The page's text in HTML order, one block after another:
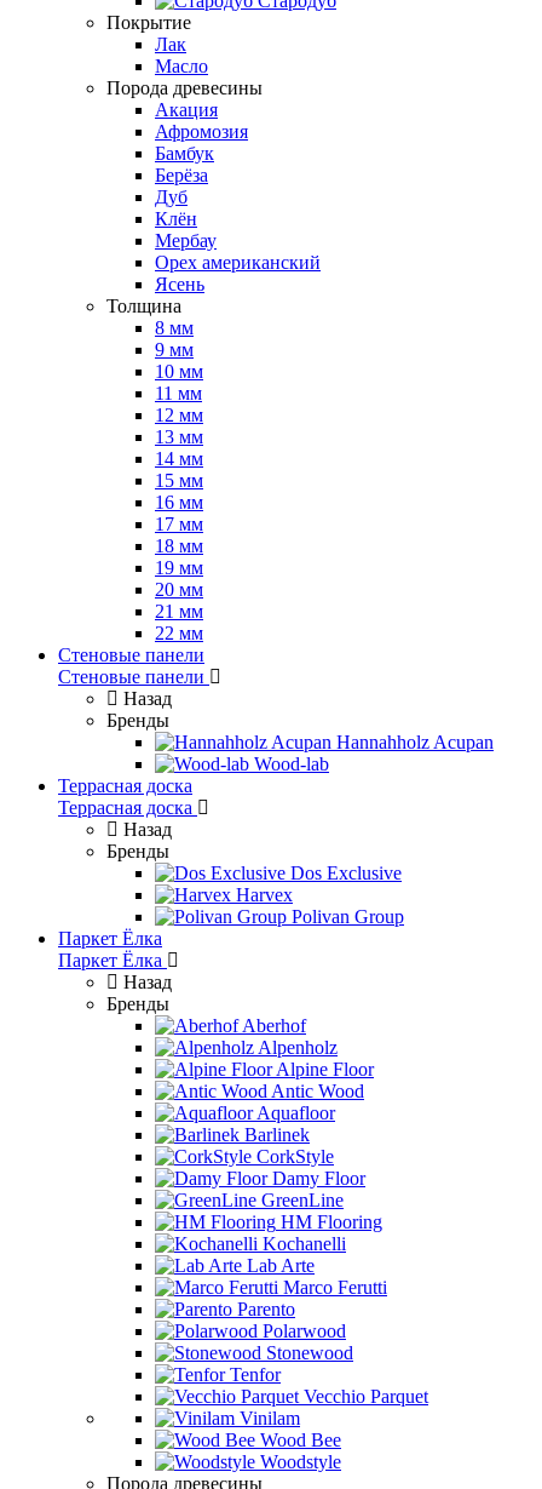
Покрытие
Лак
Масло
Порода древесины
Акация
Афромозия
Бамбук
Берёза
Дуб
Клён
Мербау
Орех американский
Ясень
Толщина
8 мм
9 мм
10 мм
11 мм
12 мм
13 мм
14 мм
15 мм
16 мм
17 мм
18 мм
19 мм
20 мм
21 мм
22 мм
Стеновые панели
Стеновые панели
Назад
Бренды
Hannahholz Acupan
Wood-lab
Террасная доска
Террасная доска
Назад
Бренды
Dos Exclusive
Harvex
Polivan Group
Паркет Ёлка
Паркет Ёлка
Назад
Бренды
Aberhof
Alpenholz
Alpine Floor
Antic Wood
Aquafloor
Barlinek
CorkStyle
Damy Floor
GreenLine
HM Flooring
Kochanelli
Lab Arte
Marco Ferutti
Parento
Polarwood
Stonewood
Tenfor
Vecchio Parquet
Vinilam
Wood Bee
Woodstyle
Порода древесины